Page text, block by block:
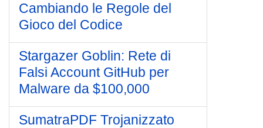
Cambiando le Regole del
Gioco del Codice
Stargazer Goblin: Rete di
Falsi Account GitHub per
Malware da $100,000
SumatraPDF Trojanizzato